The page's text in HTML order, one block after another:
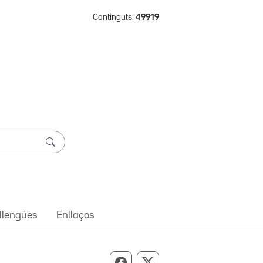
Continguts: 49919
Enllaços